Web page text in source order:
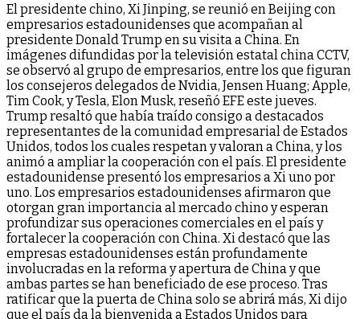
El presidente chino, Xi Jinping, se reunió en Beijing con
empresarios estadounidenses que acompañan al
presidente Donald Trump en su visita a China. En
imágenes difundidas por la televisión estatal china CCTV,
se observó al grupo de empresarios, entre los que figuran
los consejeros delegados de Nvidia, Jensen Huang; Apple,
Tim Cook, y Tesla, Elon Musk, reseñó EFE este jueves.
Trump resaltó que había traído consigo a destacados
representantes de la comunidad empresarial de Estados
Unidos, todos los cuales respetan y valoran a China, y los
animó a ampliar la cooperación con el país. El presidente
estadounidense presentó los empresarios a Xi uno por
uno. Los empresarios estadounidenses afirmaron que
otorgan gran importancia al mercado chino y esperan
profundizar sus operaciones comerciales en el país y
fortalecer la cooperación con China. Xi destacó que las
empresas estadounidenses están profundamente
involucradas en la reforma y apertura de China y que
ambas partes se han beneficiado de ese proceso. Tras
ratificar que la puerta de China solo se abrirá más, Xi dijo
que el país da la bienvenida a Estados Unidos para